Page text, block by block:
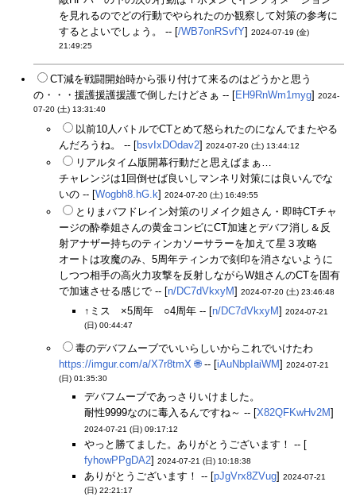
を見れるのでどの行動でやられたのか観察して対策の参考に
するとよいでしょう。 -- [/WB7onRSvfY] 2024-07-19 (金)
21:49:25
CT減を戦闘開始時から張り付けて来るのはどうかと思う
の・・・援護援護援護で倒したけどさぁ -- [EH9RnWm1myg] 2024-
07-20 (土) 13:31:40
以前10人バトルでCTとめて怒られたのになんでまたやる
んだろうね。 -- [bsvIxDOdav2] 2024-07-20 (土) 13:44:12
リアルタイム版開幕行動だと思えばまぁ…
チャレンジは1回倒せば良いしマンネリ対策には良いんでな
いの -- [Wogbh8.hG.k] 2024-07-20 (土) 16:49:55
とりまバフドレイン対策のリメイク姐さん・即時CTチャ
ージの酔拳姐さんの黄金コンビにCT加速とデバフ消し＆反
射アナザー持ちのティンカソーサラーを加えて星３攻略
オートは攻魔のみ、5周年ティンカで刻印を消さないように
しつつ相手の高火力攻撃を反射しながらW姐さんのCTを固有
で加速させる感じで -- [n/DC7dVkxyM] 2024-07-20 (土) 23:46:48
↑ミス ×5周年 ○4周年 -- [n/DC7dVkxyM] 2024-07-21
(日) 00:44:47
毒のデバフムーブでいいらしいからこれでいけたわ
https://imgur.com/a/X7r8tmX 🌐-- [iAuNbpIaiWM] 2024-07-21
(日) 01:35:30
デバフムーブであっさりいけました。
耐性9999なのに毒入るんですね～ -- [X82QFKwHv2M]
2024-07-21 (日) 09:17:12
やっと勝てました。ありがとうございます！ -- [
fyhowPPgDA2] 2024-07-21 (日) 10:18:38
ありがとうございます！ -- [pJgVrx8ZVug] 2024-07-21
(日) 22:21:17